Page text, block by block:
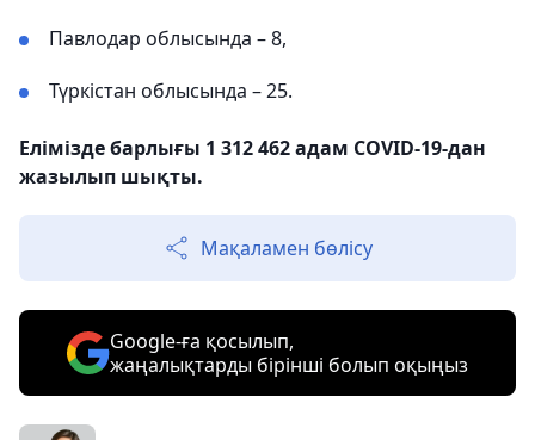
Павлодар облысында – 8,
Түркістан облысында – 25.
Елімізде барлығы 1 312 462 адам COVID-19-дан
жазылып шықты.
Мақаламен бөлісу
Google-ға қосылып,
жаңалықтарды бірінші болып оқыңыз